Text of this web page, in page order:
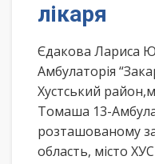
лікаря
Єдакова Лариса
Амбулаторія
Хустський
Томаша 13-
розташованому
область, місто